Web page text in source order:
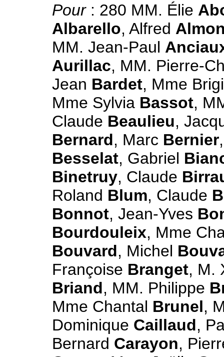
Pour : 280 MM. Élie
Albarello, Alfred
MM. Jean-Paul
Aurillac, MM. Pierre-
Jean Bardet, Mme
Mme Sylvia Bassot,
Claude Beaulieu,
Bernard, Marc Bernier
Besselat, Gabriel
Binetruy, Claude
Roland Blum, Claude
Bonnot, Jean-Yves
Bourdouleix, Mme
Bouvard, Michel
Françoise Branget, M.
Briand, MM. Philippe
Mme Chantal Brunel,
Dominique Caillaud,
Bernard Carayon,